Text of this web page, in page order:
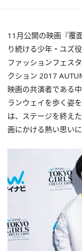
11月公開の映画『覆
り続ける少年・ユズ
ファッションフェス
クション 2017
映画の共演者である
ランウェイを歩く姿
は、ステージを終え
画にかける熱い思い